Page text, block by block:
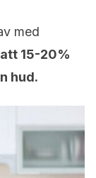
med
15-20%
hud.